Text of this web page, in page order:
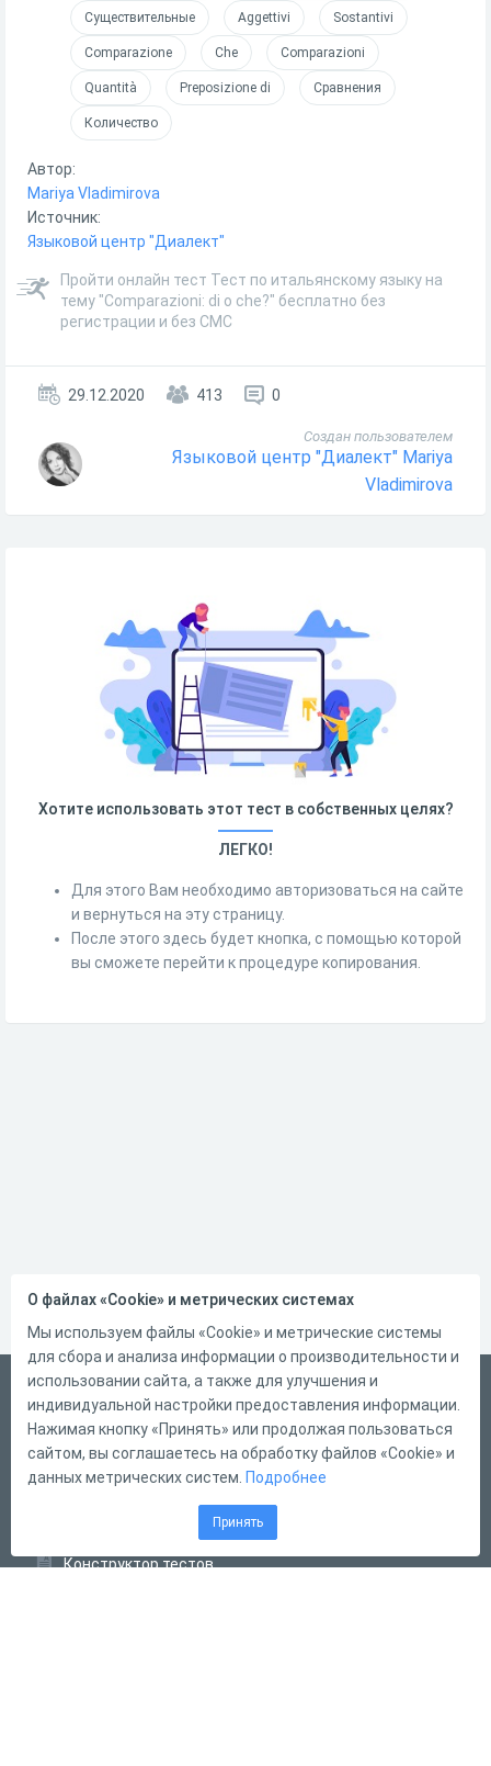
Существительные Aggettivi Sostantivi
Comparazione Che Comparazioni
Quantità Preposizione di Сравнения
Количество
Автор:
Mariya Vladimirova
Источник:
Языковой центр "Диалект"
Пройти онлайн тест Тест по итальянскому языку на
тему "Comparazioni: di o che?" бесплатно без
регистрации и без СМС
29.12.2020 413 0
Создан пользователем
Языковой центр "Диалект" Mariya
Vladimirova
Хотите использовать этот тест в собственных целях?
ЛЕГКО!
Для этого Вам необходимо авторизоваться на сайте
и вернуться на эту страницу.
После этого здесь будет кнопка, с помощью которой
вы сможете перейти к процедуре копирования.
Русский
Справка
Форма обратной связи
Конструктор тестов
О файлах «Cookie» и метрических системах
Мы используем файлы «Cookie» и метрические системы
для сбора и анализа информации о производительности и
использовании сайта, а также для улучшения и
индивидуальной настройки предоставления информации.
Нажимая кнопку «Принять» или продолжая пользоваться
сайтом, вы соглашаетесь на обработку файлов «Cookie» и
данных метрических систем. Подробнее
Принять